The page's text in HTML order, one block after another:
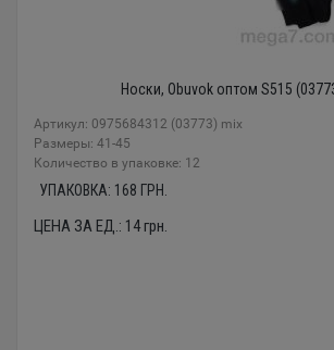
Носки, Obuvok оптом S515
Артикул: 0975684312 (03773) mix
Размеры: 41-45
Количество в упаковке: 12
УПАКОВКА: 168 ГРН.
ЦЕНА ЗА ЕД.: 14грн.